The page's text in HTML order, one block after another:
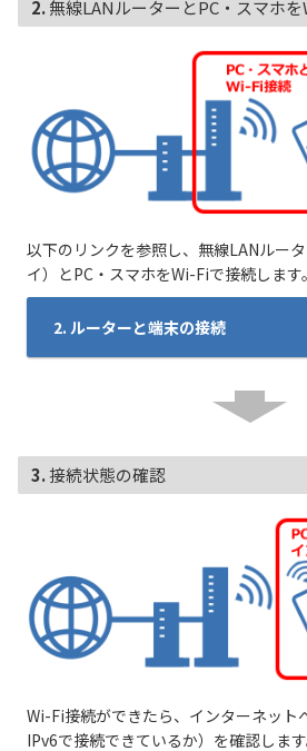
2. 無線LANルーターとPC・スマホ
以下のリンクを参照し、無線LANルー
イ）とPC・スマホをWi-Fiで接続します。
2. ルーターと端末の接続
3. 接続状態の確認
Wi-Fi接続ができたら、インターネット
IPv6で接続できているか）を確認します